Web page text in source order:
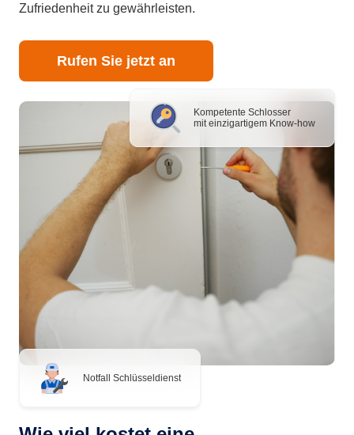
Kompetente Schlosser
mit einzigartigem Know-how
Notfall Schlüsseldienst
Zufriedenheit zu gewährleisten.
Rufen Sie jetzt an